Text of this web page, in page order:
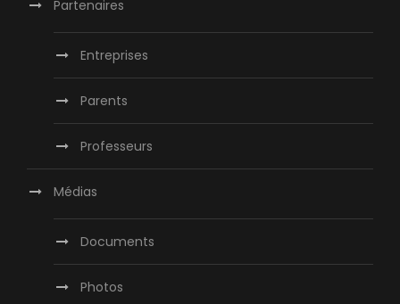
Partenaires
Entreprises
Parents
Professeurs
Médias
Documents
Photos